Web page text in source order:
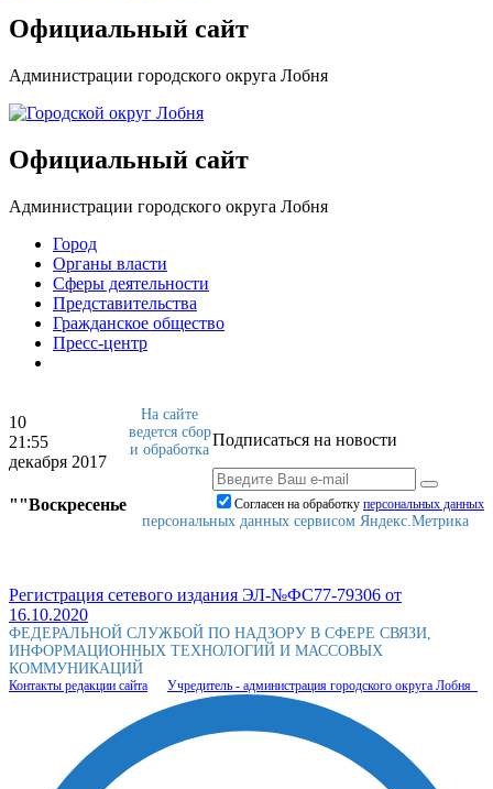
Официальный сайт
Администрации городского округа Лобня
Официальный сайт
Администрации городского округа Лобня
Город
Органы власти
Сферы деятельности
Представительства
Гражданское общество
Пресс-центр
10
21:55
декабря 2017
""Воскресенье
Подписаться на новости
Согласен на обработку персональныx данных
На сайте
ведется сбор
и обработка
персональных данных сервисом Яндекс.Метрика
Регистрация сетевого издания ЭЛ-№ФС77-79306 от
16.10.2020
ФЕДЕРАЛЬНОЙ СЛУЖБОЙ ПО НАДЗОРУ В СФЕРЕ СВЯЗИ,
ИНФОРМАЦИОННЫХ ТЕХНОЛОГИЙ И МАССОВЫХ
КОММУНИКАЦИЙ
Контакты редакции сайта Учредитель - администрация городского округа Лобня